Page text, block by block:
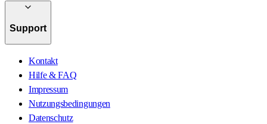
Support
Kontakt
Hilfe & FAQ
Impressum
Nutzungsbedingungen
Datenschutz